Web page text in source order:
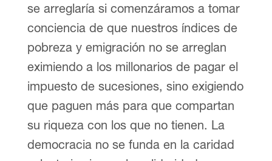
se arreglaría si comenzáramos a tomar
conciencia de que nuestros índices de
pobreza y emigración no se arreglan
eximiendo a los millonarios de pagar el
impuesto de sucesiones, sino exigiendo
que paguen más para que compartan
su riqueza con los que no tienen. La
democracia no se funda en la caridad